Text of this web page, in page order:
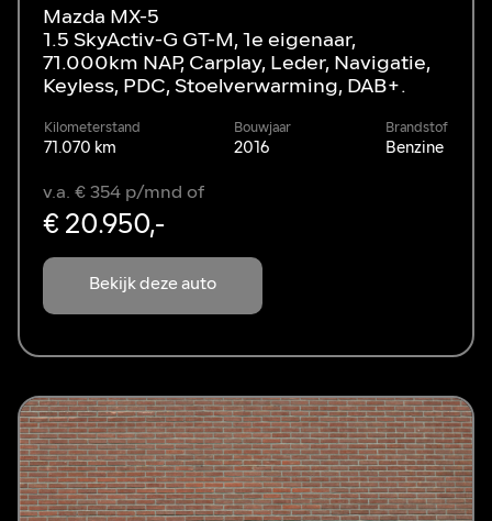
Mazda MX-5
1.5 SkyActiv-G GT-M, 1e eigenaar,
71.000km NAP, Carplay, Leder, Navigatie,
Keyless, PDC, Stoelverwarming, DAB+.
Kilometerstand
71.070 km
Bouwjaar
2016
Brandstof
Benzine
Bekijk deze auto
v.a. € 354 p/mnd of
€ 20.950,-